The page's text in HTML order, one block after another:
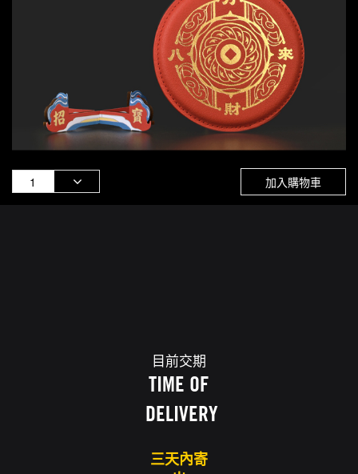
加入購物車
目前交期
TIME OF
DELIVERY
三天內寄